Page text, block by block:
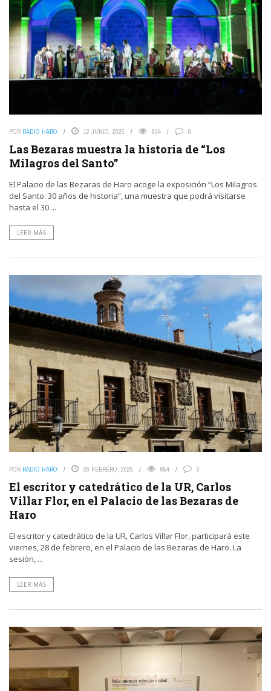
POR RADIO HARO 12 JUNIO, 2025 634 0
Las Bezaras muestra la historia de “Los
Milagros del Santo”
El Palacio de las Bezaras de Haro acoge la exposición “Los Milagros
del Santo. 30 años de historia”, una muestra que podrá visitarse
hasta el 30 ...
LEER MÁS
POR RADIO HARO 26 FEBRERO, 2025 654 0
El escritor y catedrático de la UR, Carlos
Villar Flor, en el Palacio de las Bezaras de
Haro
El escritor y catedrático de la UR, Carlos Villar Flor, participará este
viernes, 28 de febrero, en el Palacio de las Bezaras de Haro. La
sesión, ...
LEER MÁS